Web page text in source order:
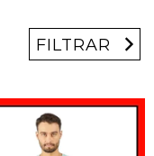
FILTRAR